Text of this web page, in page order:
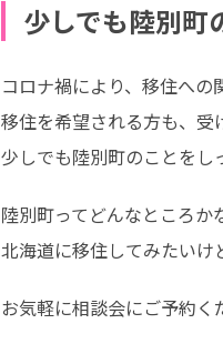
少しでも陸別町
コロナ禍により、移住への
移住を希望される方も、受
少しでも陸別町のことを
陸別町ってどんなところか
北海道に移住してみたいけ
お気軽に相談会にご予約く